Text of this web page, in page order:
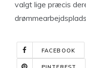
valgt lige præcis
FACEBOOK